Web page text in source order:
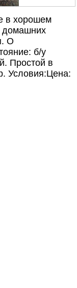
в хорошем
домашних
О
б/у
Простой в
Условия:Цена: